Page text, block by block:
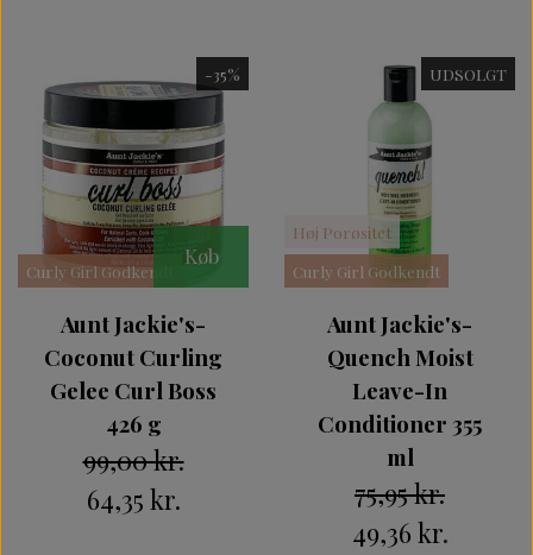
-35%
Curly Girl Godkendt
Køb
Aunt Jackie's-
Coconut Curling
Gelee Curl Boss
426 g
99,00 kr.
64,35 kr.
UDSOLGT
Høj Porøsitet
Curly Girl Godkendt
Aunt Jackie's-
Quench Moist
Leave-In
Conditioner 355
ml
75,95 kr.
49,36 kr.